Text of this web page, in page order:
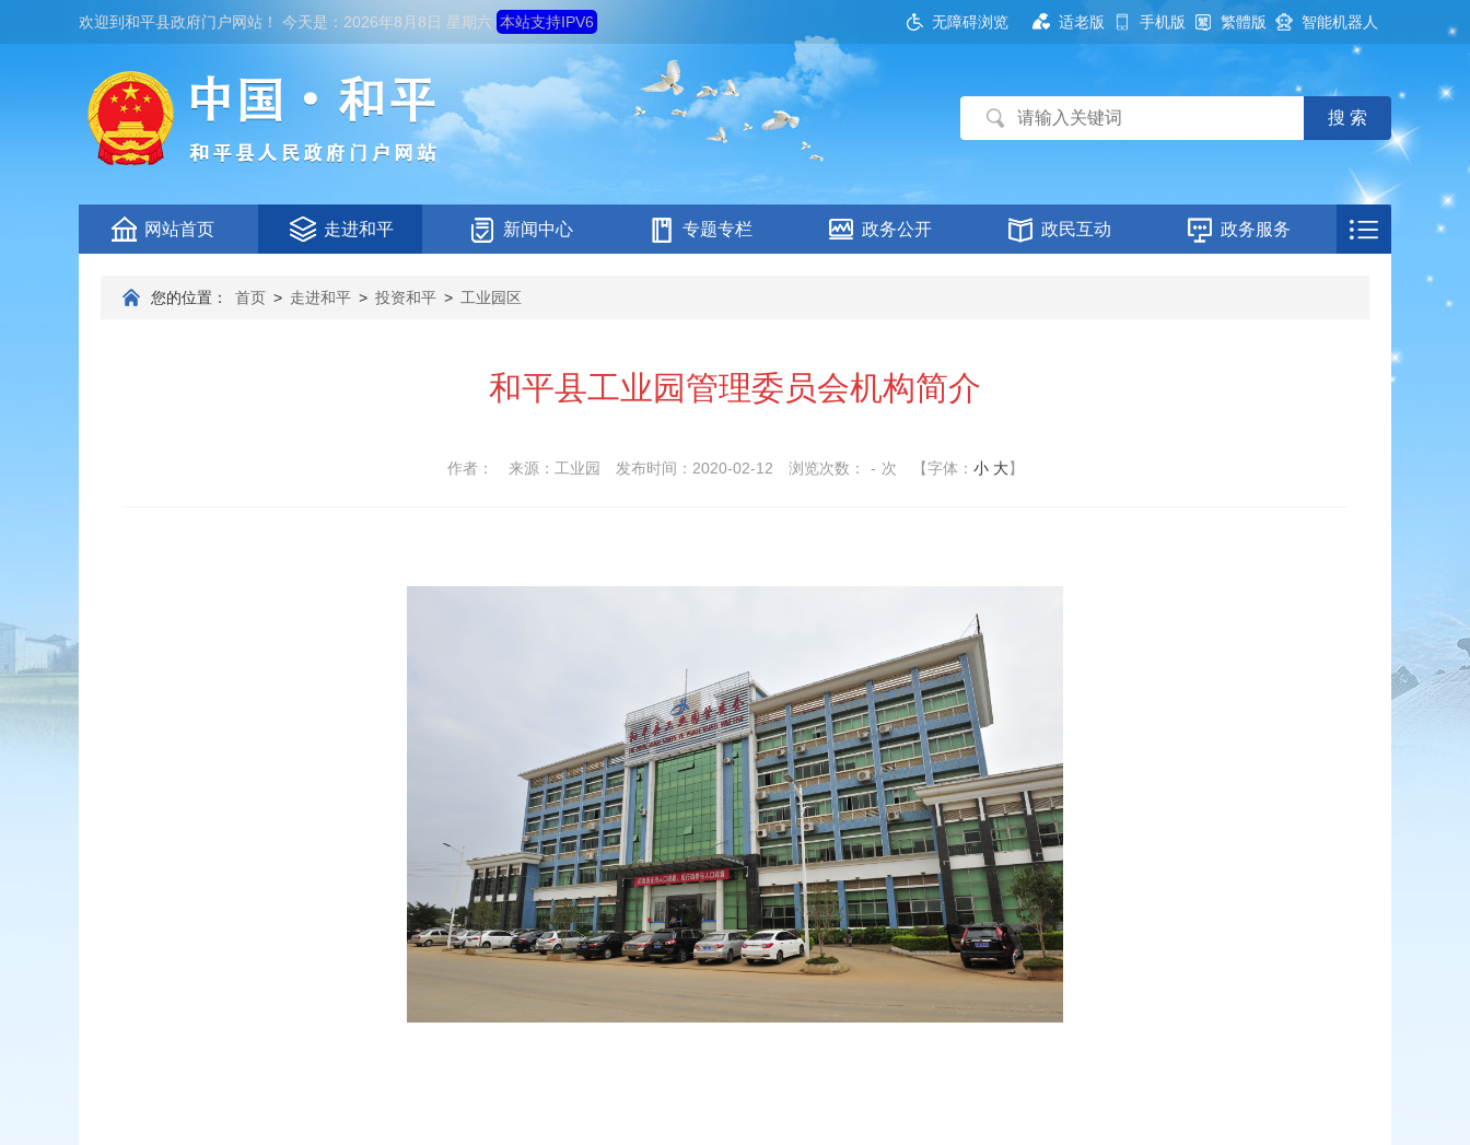
欢迎到和平县政府门户网站 ！ 今天是： 2026年8月8日 星期六 本站支持IPV6 无障碍浏览 适老版 手机版 繁體版 智能机器人
网站首页 走进和平 新闻中心 专题专栏 政务公开 政民互动 政务服务
您的位置： 首页 > 走进和平 > 投资和平 > 工业园区
和平县工业园管理委员会机构简介
作者： 来源：工业园 发布时间：2020-02-12 浏览次数： - 次 【字体： 小 大】